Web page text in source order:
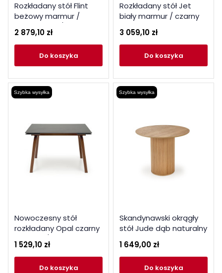
Rozkładany stół Flint
beżowy marmur /
2 879,10 zł
do koszyka
Rozkładany stół Jet
biały marmur / czarny
3 059,10 zł
do koszyka
Szybka wysyłka
Nowoczesny stół
rozkładany Opal czarny
1 529,10 zł
do koszyka
Szybka wysyłka
Skandynawski okrągły
stół Jude dąb naturalny
1 649,00 zł
do koszyka